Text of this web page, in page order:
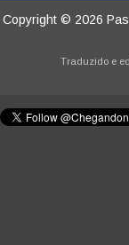
Copyright © 2026
Traduzido e